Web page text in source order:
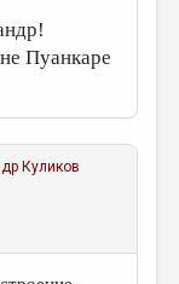
Пуанкаре
Куликов